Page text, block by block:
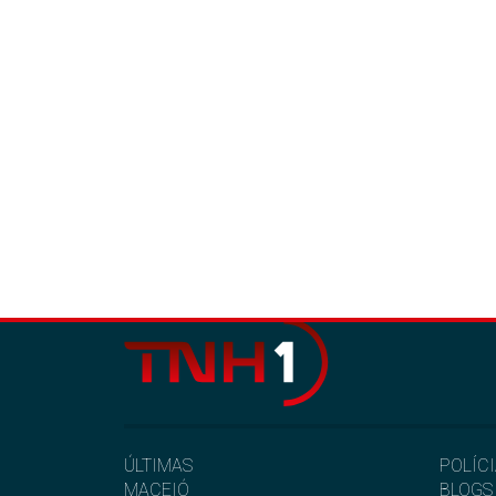
ÚLTIMAS
MACEIÓ
BLOGS